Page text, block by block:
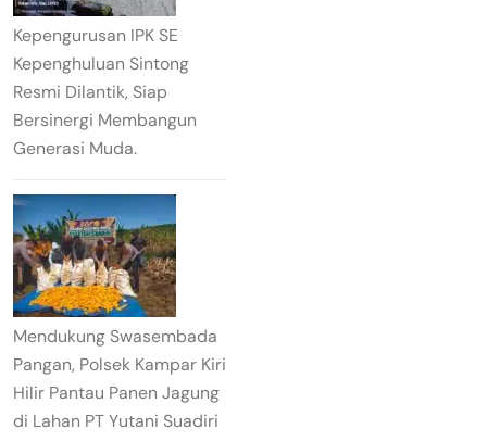
Kepengurusan IPK SE
Kepenghuluan Sintong
Resmi Dilantik, Siap
Bersinergi Membangun
Generasi Muda.
Mendukung Swasembada
Pangan, Polsek Kampar Kiri
Hilir Pantau Panen Jagung
di Lahan PT Yutani Suadiri